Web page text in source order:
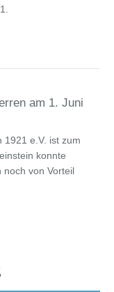
am 1. Juni
1921 e.V. ist zum
konnte
noch von Vorteil